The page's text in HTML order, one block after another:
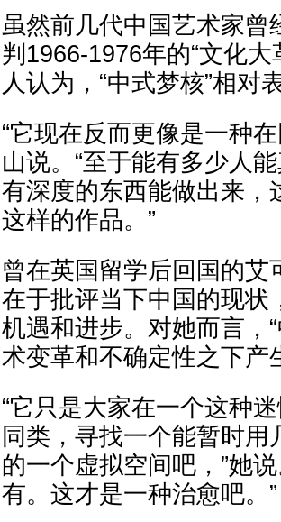
虽然前几代中国艺术家曾
判1966-1976年的“文化
人认为，“中式梦核”相对
“它现在反而更像是一种
山说。“至于能有多少人
有深度的东西能做出来，
这样的作品。”
曾在英国留学后回国的艾
在于批评当下中国的现状
机遇和进步。对她而言，
术变革和不确定性之下产
“它只是大家在一个这种
同类，寻找一个能暂时
的一个虚拟空间吧，”她
有。这才是一种治愈吧。”